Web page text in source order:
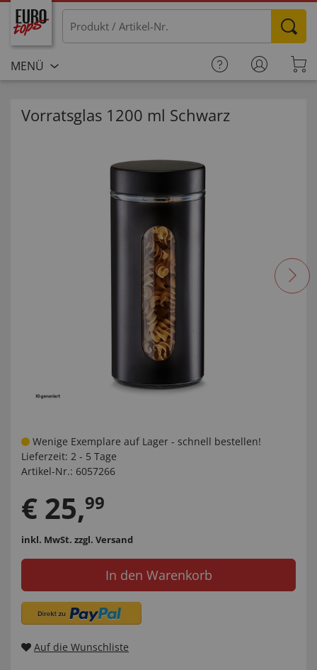
MENÜ
Vorratsglas 1200 ml Schwarz
Wenige Exemplare auf Lager - schnell bestellen!
Lieferzeit: 2 - 5 Tage
Artikel-Nr.: 6057266
€ 25,99
inkl. MwSt. zzgl. Versand
In den Warenkorb
Auf die Wunschliste